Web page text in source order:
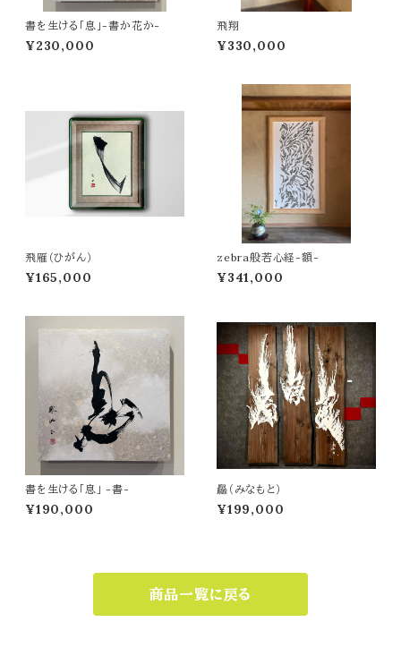
書を生ける「息」-書か花か-
¥230,000
飛翔
¥330,000
飛雁（ひがん）
¥165,000
zebra般若心経-額-
¥341,000
書を生ける「息」 -書-
¥190,000
厵（みなもと）
¥199,000
商品一覧に戻る